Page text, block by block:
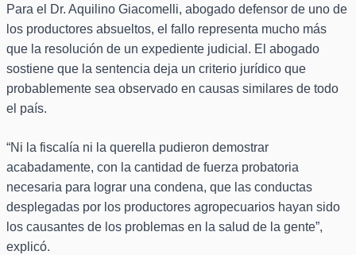
Para el Dr. Aquilino Giacomelli, abogado defensor de uno de
los productores absueltos, el fallo representa mucho más
que la resolución de un expediente judicial. El abogado
sostiene que la sentencia deja un criterio jurídico que
probablemente sea observado en causas similares de todo
el país.
“Ni la fiscalía ni la querella pudieron demostrar
acabadamente, con la cantidad de fuerza probatoria
necesaria para lograr una condena, que las conductas
desplegadas por los productores agropecuarios hayan sido
los causantes de los problemas en la salud de la gente”,
explicó.